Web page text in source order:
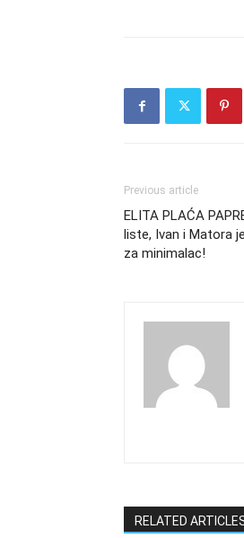
Previous article
ELITA PLAĆA
liste, Ivan i Matora
za minimalac!
RELATED